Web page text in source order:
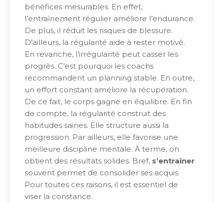
bénéfices mesurables. En effet,
l’entraînement régulier améliore l’endurance.
De plus, il réduit les risques de blessure.
D’ailleurs, la régularité aide à rester motivé.
En revanche, l’irrégularité peut casser les
progrès. C’est pourquoi les coachs
recommandent un planning stable. En outre,
un effort constant améliore la récupération.
De ce fait, le corps gagne en équilibre. En fin
de compte, la régularité construit des
habitudes saines. Elle structure aussi la
progression. Par ailleurs, elle favorise une
meilleure discipline mentale. À terme, on
obtient des résultats solides. Bref, s’entraîner
souvent permet de consolider ses acquis.
Pour toutes ces raisons, il est essentiel de
viser la constance.